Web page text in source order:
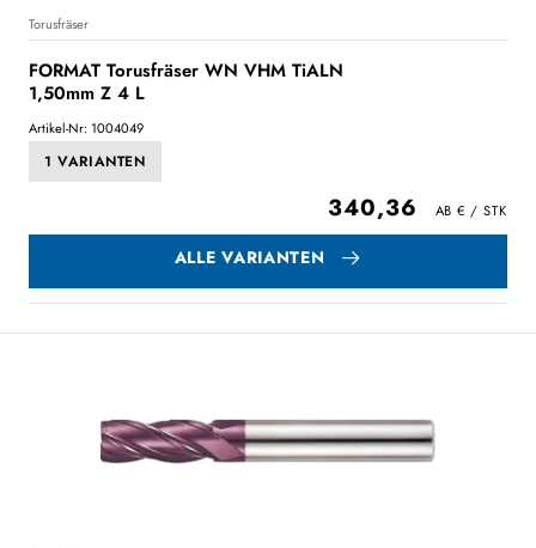
Torusfräser
FORMAT Torusfräser WN VHM TiALN
1,50mm Z 4 L
Artikel-Nr: 1004049
1 VARIANTEN
340,36
ALLE VARIANTEN